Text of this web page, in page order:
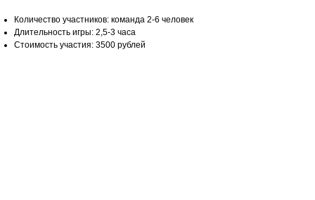
Количество участников: команда 2-6 человек
Длительность игры: 2,5-3 часа
Стоимость участия: 3500 рублей